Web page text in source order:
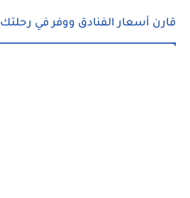
قارن أسعار الفنادق ووفر في رحلتك